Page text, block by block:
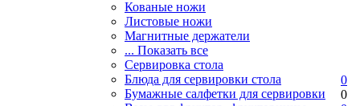
Кованые ножи
Листовые ножи
Магнитные держатели
... Показать все
Сервировка стола
Блюда для сервировки стола
Бумажные салфетки для сервировки
0
0